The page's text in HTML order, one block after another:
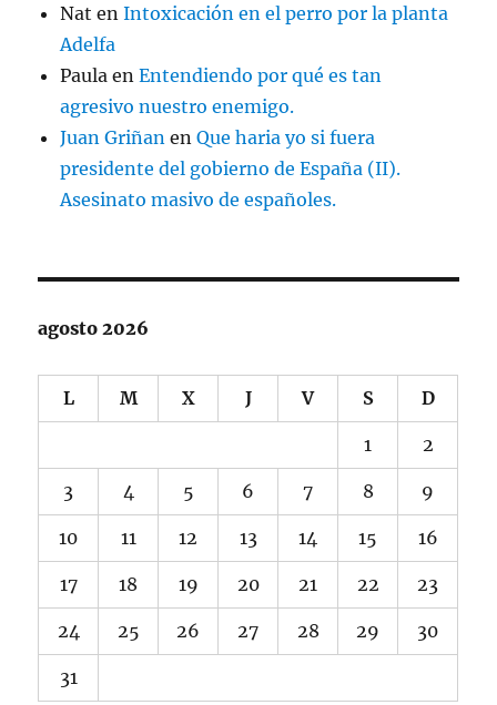
Nat enIntoxicación en el perro por la planta
Adelfa
Paula enEntendiendo por qué es tan
agresivo nuestro enemigo.
Juan Griñan enQue haria yo si fuera
presidente del gobierno de España (II).
Asesinato masivo de españoles.
agosto 2026
L M X J V S D
1 2
3 4 5 6 7 8 9
10 11 12 13 14 15 16
17 18 19 20 21 22 23
24 25 26 27 28 29 30
31